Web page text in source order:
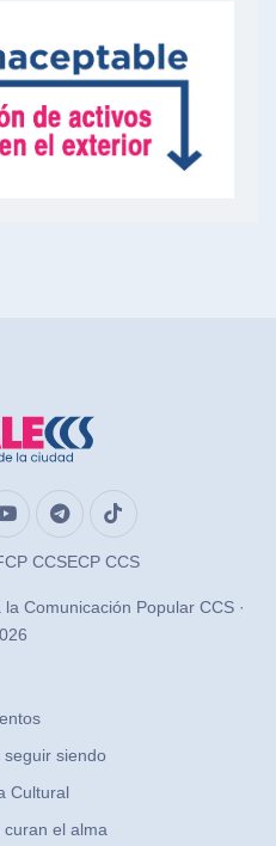
CCSECP CCS
Comunicación Popular CCS ·
seguir siendo
Cultural
curan el alma